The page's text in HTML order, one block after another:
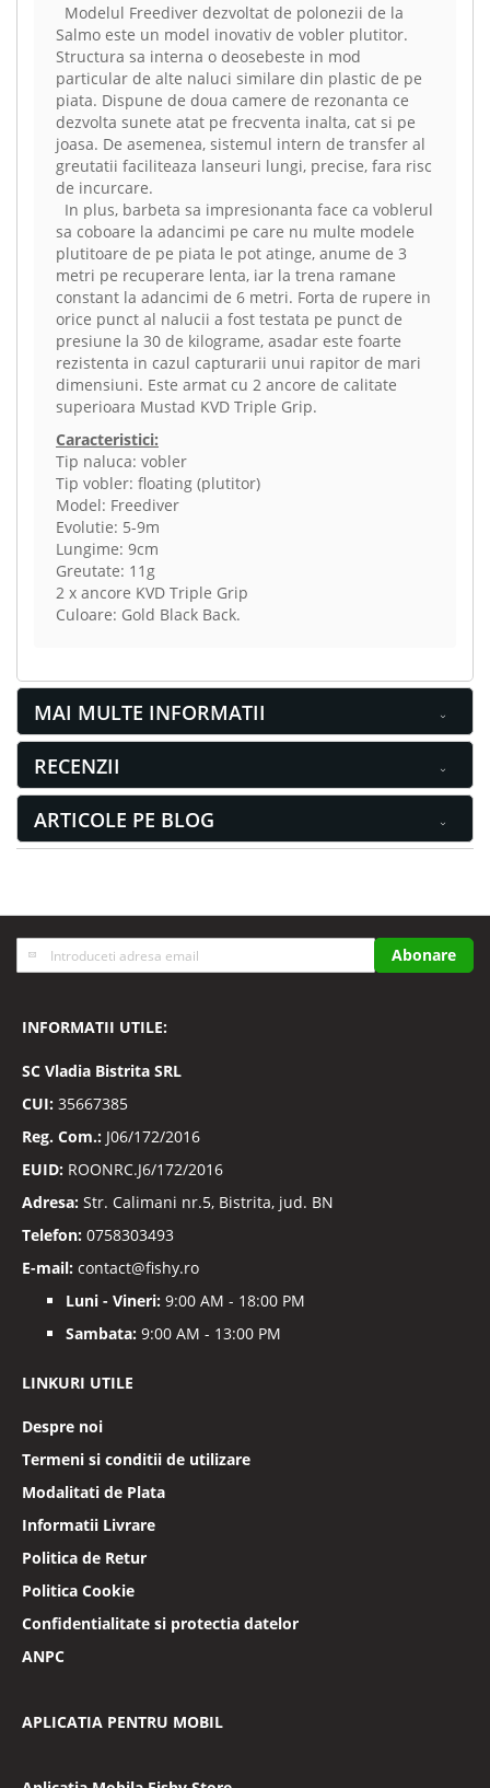
Modelul Freediver dezvoltat de polonezii de la
Salmo este un model inovativ de vobler plutitor.
Structura sa interna o deosebeste in mod
particular de alte naluci similare din plastic de pe
piata. Dispune de doua camere de rezonanta ce
dezvolta sunete atat pe frecventa inalta, cat si pe
joasa. De asemenea, sistemul intern de transfer al
greutatii faciliteaza lanseuri lungi, precise, fara risc
de incurcare.
In plus, barbeta sa impresionanta face ca voblerul
sa coboare la adancimi pe care nu multe modele
plutitoare de pe piata le pot atinge, anume de 3
metri pe recuperare lenta, iar la trena ramane
constant la adancimi de 6 metri. Forta de rupere in
orice punct al nalucii a fost testata pe punct de
presiune la 30 de kilograme, asadar este foarte
rezistenta in cazul capturarii unui rapitor de mari
dimensiuni. Este armat cu 2 ancore de calitate
superioara Mustad KVD Triple Grip.
Caracteristici:
Tip naluca: vobler
Tip vobler: floating (plutitor)
Model: Freediver
Evolutie: 5-9m
Lungime: 9cm
Greutate: 11g
2 x ancore KVD Triple Grip
Culoare: Gold Black Back.
MAI MULTE INFORMATII
RECENZII
ARTICOLE PE BLOG
Inscrieti-
va
noastre
Abonare
INFORMATII UTILE:
SC Vladia Bistrita SRL
CUI: 35667385
Reg. Com.: J06/172/2016
EUID: ROONRC.J6/172/2016
Adresa: Str. Calimani nr.5, Bistrita, jud. BN
Telefon: 0758303493
E-mail: contact@fishy.ro
Luni - Vineri: 9:00 AM - 18:00 PM
Sambata: 9:00 AM - 13:00 PM
LINKURI UTILE
Despre noi
Termeni si conditii de utilizare
Modalitati de Plata
Informatii Livrare
Politica de Retur
Politica Cookie
Confidentialitate si protectia datelor
ANPC
APLICATIA PENTRU MOBIL